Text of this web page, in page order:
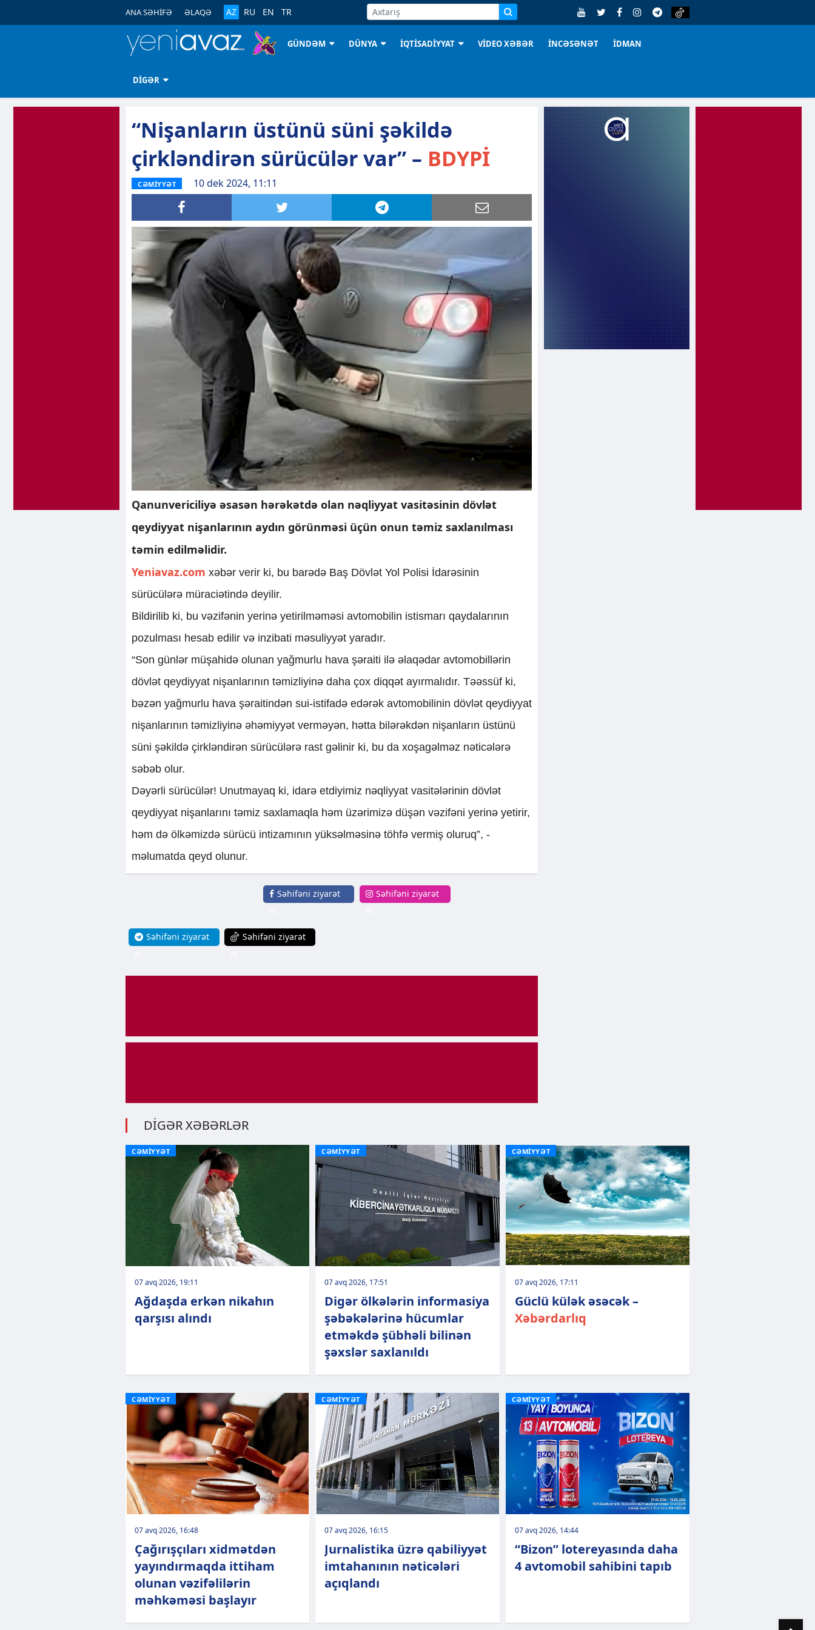
ANA SƏHİFƏ ƏLAQƏ AZ RU EN TR
GÜNDƏM DÜNYA İQTİSADİYYAT VİDEO XƏBƏR İNCƏSƏNƏT İDMAN
DİGƏR
“Nişanların üstünü süni şəkildə
çirkləndirən sürücülər var” – BDYPİ
CƏMİYYƏT 10 dek 2024, 11:11
Qanunvericiliyə əsasən hərəkətdə olan nəqliyyat vasitəsinin dövlət
qeydiyyat nişanlarının aydın görünməsi üçün onun təmiz saxlanılması
təmin edilməlidir.
Yeniavaz.com xəbər verir ki, bu barədə Baş Dövlət Yol Polisi İdarəsinin
sürücülərə müraciətində deyilir.
Bildirilib ki, bu vəzifənin yerinə yetirilməməsi avtomobilin istismarı qaydalarının
pozulması hesab edilir və inzibati məsuliyyət yaradır.
“Son günlər müşahidə olunan yağmurlu hava şəraiti ilə əlaqədar avtomobillərin
dövlət qeydiyyat nişanlarının təmizliyinə daha çox diqqət ayırmalıdır. Təəssüf ki,
bəzən yağmurlu hava şəraitindən sui-istifadə edərək avtomobilinin dövlət qeydiyyat
nişanlarının təmizliyinə əhəmiyyət verməyən, hətta bilərəkdən nişanların üstünü
süni şəkildə çirkləndirən sürücülərə rast gəlinir ki, bu da xoşagəlməz nəticələrə
səbəb olur.
Dəyərli sürücülər! Unutmayaq ki, idarə etdiyimiz nəqliyyat vasitələrinin dövlət
qeydiyyat nişanlarını təmiz saxlamaqla həm üzərimizə düşən vəzifəni yerinə yetirir,
həm də ölkəmizdə sürücü intizamının yüksəlməsinə töhfə vermiş oluruq”, -
məlumatda qeyd olunur.
Səhifəni ziyarət
Səhifəni ziyarət
Səhifəni ziyarət
Səhifəni ziyarət
DİGƏR XƏBƏRLƏR
CƏMİYYƏT
07 avq 2026, 19:11
Ağdaşda erkən nikahın
qarşısı alındı
CƏMİYYƏT
07 avq 2026, 17:51
Digər ölkələrin informasiya
şəbəkələrinə hücumlar
etməkdə şübhəli bilinən
şəxslər saxlanıldı
CƏMİYYƏT
07 avq 2026, 17:11
Güclü külək əsəcək –
Xəbərdarlıq
CƏMİYYƏT
07 avq 2026, 16:48
Çağırışçıları xidmətdən
yayındırmaqda ittiham
olunan vəzifəlilərin
məhkəməsi başlayır
CƏMİYYƏT
07 avq 2026, 16:15
Jurnalistika üzrə qabiliyyət
imtahanının nəticələri
açıqlandı
CƏMİYYƏT
07 avq 2026, 14:44
“Bizon” lotereyasında daha
4 avtomobil sahibini tapıb